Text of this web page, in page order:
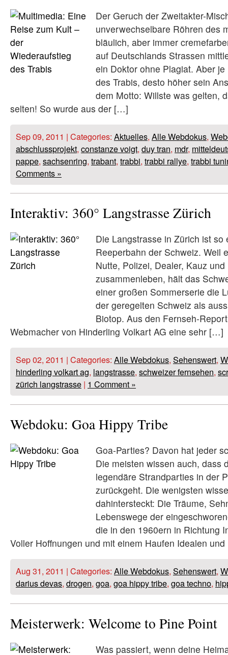
Der Geruch der Zweitakter-
unverwechselbare Röhren des
bläulich, aber immer
auf Deutschlands Strassen
ein Doktor ohne Plagiat. Aber
des Trabis, desto höher sein
dem Motto: Willste was gelten,
selten! So wurde aus der […]
Sep 09, 2011 | Categories: Aktuelles, Alle Webdokus,
abschlussprojekt, constanze voigt, duy tran, mdr,
pappe, sachsenring, trabant, trabbi, trabbi rallye, trabbi
Comments »
Interaktiv: 360° Langstrasse Zürich
Die Langstrasse in Zürich ist so
Reeperbahn der Schweiz. Weil
Nutte, Polizei, Dealer, Kauz und
zusammenleben, hält das
einer großen Sommerserie die
der geregelten Schweiz als
Biotop. Aus den Fernseh-
Webmacher von Hinderling Volkart AG eine sehr […]
Sep 02, 2011 | Categories: Alle Webdokus, Sehenswert,
hinderling volkart ag, langstrasse, schweizer fernsehen,
zürich langstrasse | 1 Comment »
Webdoku: Goa Hippy Tribe
Goa-Parties? Davon hat jeder
Die meisten wissen auch, dass
legendäre Strandparties in der
zurückgeht. Die wenigsten
dahintersteckt: Die Träume,
Lebenswege der
die in den 1960ern in Richtung
Voller Hoffnungen und mit einem Haufen Idealen
Aug 31, 2011 | Categories: Alle Webdokus, Sehenswert,
darius devas, drogen, goa, goa hippy tribe, goa techno,
Meisterwerk: Welcome to Pine Point
Was passiert, wenn deine